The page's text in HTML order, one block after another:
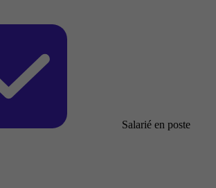
Salarié en poste